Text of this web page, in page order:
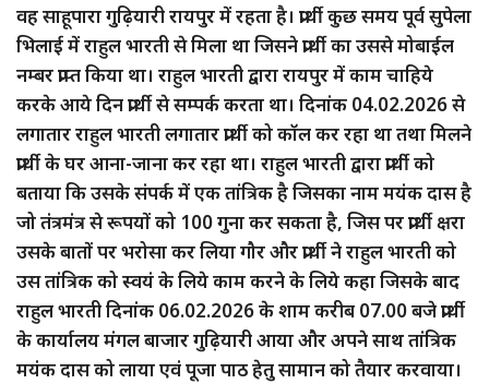
वह साहूपारा गुढ़ियारी रायपुर में रहता है। प्रार्थी कुछ समय पूर्व सुपेला
भिलाई में राहुल भारती से मिला था जिसने प्रार्थी का उससे मोबाईल
नम्बर प्राप्त किया था। राहुल भारती द्वारा रायपुर में काम चाहिये
करके आये दिन प्रार्थी से सम्पर्क करता था। दिनांक 04.02.2026 से
लगातार राहुल भारती लगातार प्रार्थी को कॉल कर रहा था तथा मिलने
प्रार्थी के घर आना-जाना कर रहा था। राहुल भारती द्वारा प्रार्थी को
बताया कि उसके संपर्क में एक तांत्रिक है जिसका नाम मयंक दास है
जो तंत्रमंत्र से रूपयों को 100 गुना कर सकता है, जिस पर प्रार्थी क्षरा
उसके बातों पर भरोसा कर लिया गौर और प्रार्थी ने राहुल भारती को
उस तांत्रिक को स्वयं के लिये काम करने के लिये कहा जिसके बाद
राहुल भारती दिनांक 06.02.2026 के शाम करीब 07.00 बजे प्रार्थी
के कार्यालय मंगल बाजार गुढ़ियारी आया और अपने साथ तांत्रिक
मयंक दास को लाया एवं पूजा पाठ हेतु सामान को तैयार करवाया।